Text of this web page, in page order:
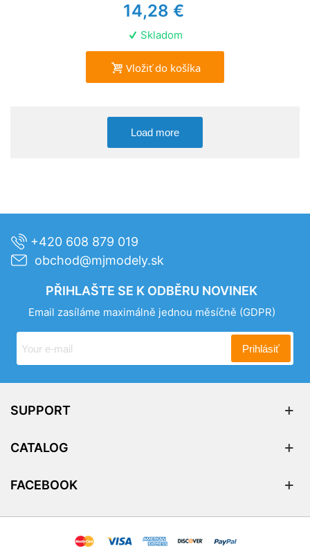
14,28 €
Skladom
Vložiť do košíka
Load more
+420 608 879 019
obchod@mjmodely.sk
PŘIHLAŠTE SE K ODBĚRU NOVINEK
Email zasíláme maximálně jednou měsíčně (GDPR)
Prihlásiť
SUPPORT
CATALOG
FACEBOOK